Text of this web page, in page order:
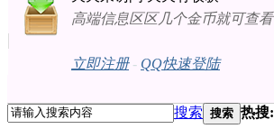
高端信息区区几个金币就可查看
立即注册- QQ快速登陆
搜索 搜索 热搜: